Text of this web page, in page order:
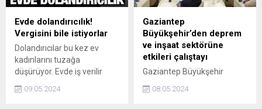
dikkatleri çekti.
yazdırdı.
Evde dolandırıcılık!
Vergisini bile istiyorlar
Dolandırıcılar bu kez ev
kadınlarını tuzağa
düşürüyor. Evde iş verilir
simsarlar göndereceğini
09.05.2024
Gaziantep
Büyükşehir’den deprem
ve inşaat sektörüne
etkileri çalıştayı
Gaziantep Büyükşehir
Şubat depremi sonrası
08.05.2024